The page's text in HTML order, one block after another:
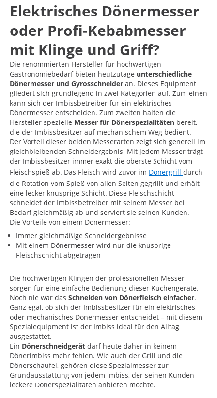
Elektrisches Dönermesser
oder Profi-Kebabmesser
mit Klinge und Griff?
Die renommierten Hersteller für hochwertigen
Gastronomiebedarf bieten heutzutage unterschiedliche
Dönermesser und Gyrosschneider an. Dieses Equipment
gliedert sich grundlegend in zwei Kategorien auf. Zum einen
kann sich der Imbissbetreiber für ein elektrisches
Dönermesser entscheiden. Zum zweiten halten die
Hersteller spezielle Messer für Dönerspezialitäten bereit,
die der Imbissbesitzer auf mechanischem Weg bedient.
Der Vorteil dieser beiden Messerarten zeigt sich generell im
gleichbleibenden Schneidergebnis. Mit jedem Messer trägt
der Imbissbesitzer immer exakt die oberste Schicht vom
Fleischspieß ab. Das Fleisch wird zuvor im Dönergrill durch
die Rotation vom Spieß von allen Seiten gegrillt und erhält
eine lecker knusprige Schicht. Diese Fleischschicht
schneidet der Imbissbetreiber mit seinem Messer bei
Bedarf gleichmäßig ab und serviert sie seinen Kunden.
Die Vorteile von einem Dönermesser:
Immer gleichmäßige Schneidergebnisse
Mit einem Dönermesser wird nur die knusprige
Fleischschicht abgetragen
Die hochwertigen Klingen der professionellen Messer
sorgen für eine einfache Bedienung dieser Küchengeräte.
Noch nie war das Schneiden von Dönerfleisch einfacher.
Ganz egal, ob sich der Imbissbesitzer für ein elektrisches
oder mechanisches Dönermesser entscheidet – mit diesem
Spezialequipment ist der Imbiss ideal für den Alltag
ausgestattet.
Ein Dönerschneidgerät darf heute daher in keinem
Dönerimbiss mehr fehlen. Wie auch der Grill und die
Dönerschaufel, gehören diese Spezialmesser zur
Grundausstattung von jedem Imbiss, der seinen Kunden
leckere Dönerspezialitäten anbieten möchte.